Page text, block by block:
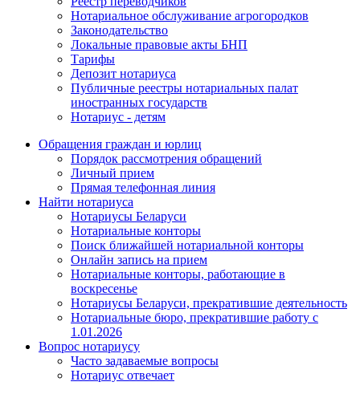
Нотариальное обслуживание агрогородков
Законодательство
Локальные правовые акты БНП
Тарифы
Депозит нотариуса
Публичные реестры нотариальных палат
иностранных государств
Нотариус - детям
Обращения граждан и юрлиц
Порядок рассмотрения обращений
Личный прием
Прямая телефонная линия
Найти нотариуса
Нотариусы Беларуси
Нотариальные конторы
Поиск ближайшей нотариальной конторы
Онлайн запись на прием
Нотариальные конторы, работающие в
воскресенье
Нотариусы Беларуси, прекратившие деятельность
Нотариальные бюро, прекратившие работу с
1.01.2026
Вопрос нотариусу
Часто задаваемые вопросы
Нотариус отвечает